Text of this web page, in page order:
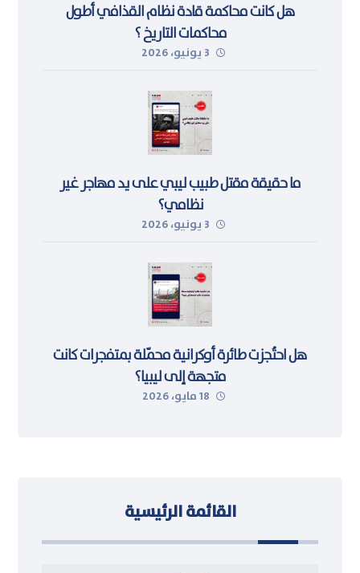
هل كانت محاكمة قادة نظام القذافي أطول
محاكمات التاريخ ؟
3 يونيو، 2026
ما حقيقة مقتل طبيب ليبي على يد مهاجر غير
نظامي؟
3 يونيو، 2026
هل احتُجزت طائرة أوكرانية محمّلة بمتفجرات كانت
متجهة إلى ليبيا؟
18 مايو، 2026
القائمة الرئيسية